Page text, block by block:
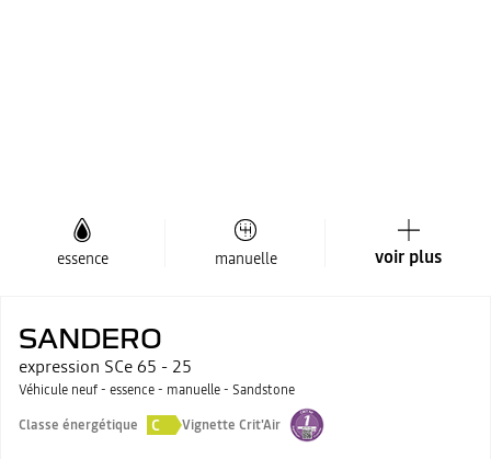
essence manuelle voir plus
SANDERO
expression SCe 65 - 25
Véhicule neuf - essence - manuelle - Sandstone
Classe énergétique
C Vignette Crit'Air